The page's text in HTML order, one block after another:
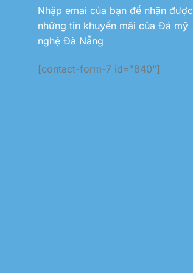
Nhập emai của bạn để nhận được
những tin khuyến mãi của Đá mỹ
nghệ Đà Nẵng
[contact-form-7 id="840"]